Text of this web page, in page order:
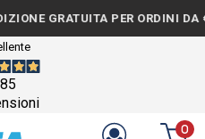
PER ORDINI DA €150 •
0